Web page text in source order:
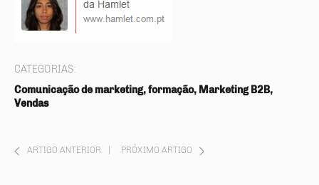
CATEGORIAS:
Comunicação de marketing, formação, Marketing B2B,
Vendas
ARTIGO ANTERIOR PRÓXIMO ARTIGO